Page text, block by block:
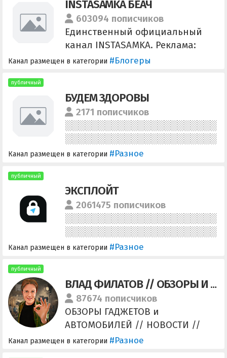
INSTASAMKA БЕАЧ
603094 пописчиков
Единственный официальный
канал INSTASAMKA. Реклама:
@mstolyarov
Канал размещен в категории #Блогеры
публичный
БУДЕМ ЗДОРОВЫ
2171 пописчиков
Канал размещен в категории #Разное
публичный
ЭКСПЛОЙТ
2061475 пописчиков
Канал размещен в категории #Разное
публичный
ВЛАД ФИЛАТОВ // ОБЗОРЫ И СКИДКИ
87674 пописчиков
ОБЗОРЫ ГАДЖЕТОВ и
АВТОМОБИЛЕЙ // НОВОСТИ //
ЛУЧШИЕ СКИДКИ И АКЦИИ Меня
Канал размещен в категории #Разное